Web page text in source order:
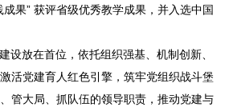
果” 获评省级优秀教学成果，并入选中国
设放在首位，依托组织强基、机制创新、
活党建育人红色引擎，筑牢党组织战斗堡
管大局、抓队伍的领导职责，推动党建与